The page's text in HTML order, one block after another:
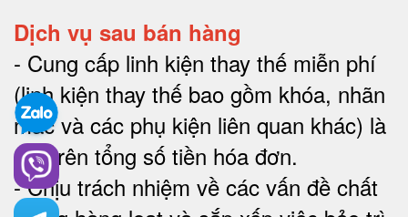
Dịch vụ sau bán hàng
- Cung cấp linh kiện thay thế miễn phí
(linh kiện thay thế bao gồm khóa, nhãn
mác và các phụ kiện liên quan khác) là
2% trên tổng số tiền hóa đơn.
-Chịu trách nhiệm về các vấn đề chất